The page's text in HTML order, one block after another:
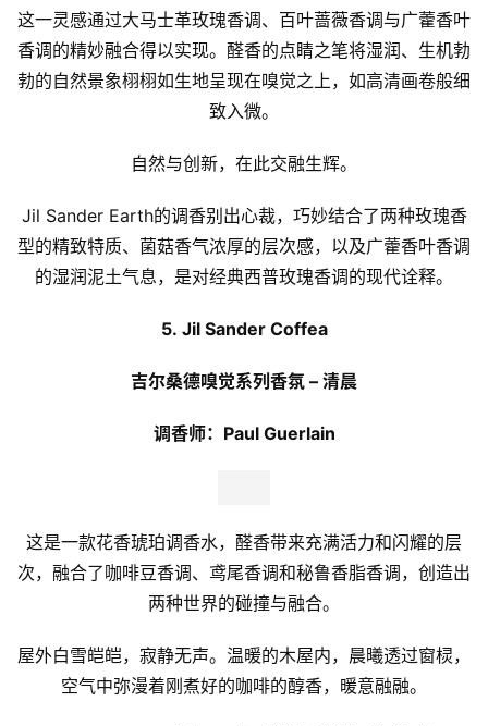
技
投
工
智
能
资
讯
这一灵感通过大马士革玫瑰香调、百叶蔷薇香调与广藿香叶
香调的精妙融合得以实现。醛香的点睛之笔将湿润、生机勃
勃的自然景象栩栩如生地呈现在嗅觉之上，如高清画卷般细
致入微。
自然与创新，在此交融生辉。
Jil Sander Earth的调香别出心裁，巧妙结合了两种玫瑰香
型的精致特质、菌菇香气浓厚的层次感，以及广藿香叶香调
的湿润泥土气息，是对经典西普玫瑰香调的现代诠释。
5. Jil Sander Coffea
吉尔桑德嗅觉系列香氛 – 清晨
调香师：Paul Guerlain
这是一款花香琥珀调香水，醛香带来充满活力和闪耀的层
次，融合了咖啡豆香调、鸢尾香调和秘鲁香脂香调，创造出
两种世界的碰撞与融合。
屋外白雪皑皑，寂静无声。温暖的木屋内，晨曦透过窗棂，
空气中弥漫着刚煮好的咖啡的醇香，暖意融融。